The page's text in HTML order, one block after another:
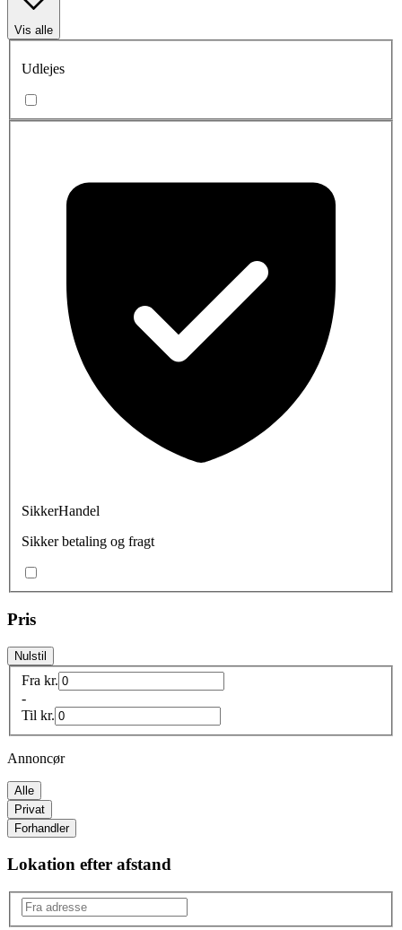
Vis alle
Udlejes
SikkerHandel
Sikker betaling og fragt
Pris
Nulstil
Fra kr.
-
Til kr.
Annoncør
Alle
Privat
Forhandler
Lokation efter afstand